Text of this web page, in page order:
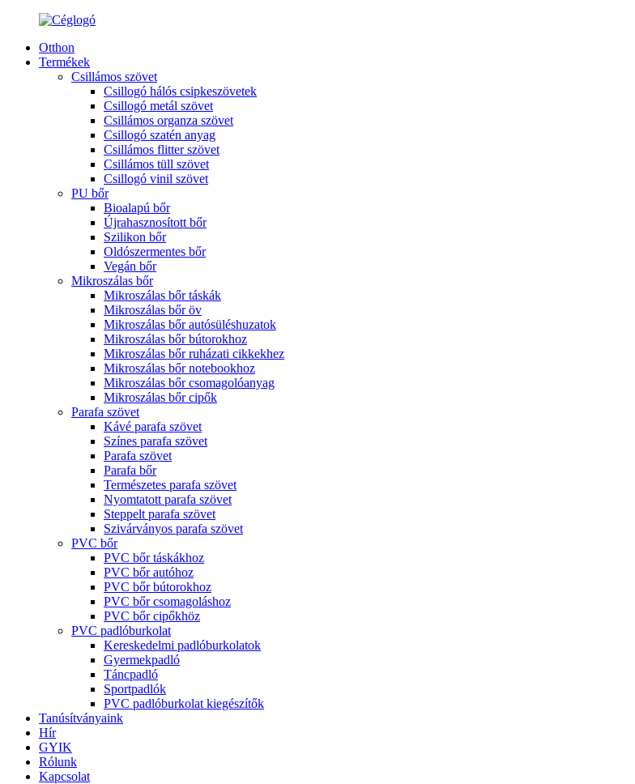
Otthon
Termékek
Csillámos szövet
Csillogó hálós csipkeszövetek
Csillogó metál szövet
Csillámos organza szövet
Csillogó szatén anyag
Csillámos flitter szövet
Csillámos tüll szövet
Csillogó vinil szövet
PU bőr
Bioalapú bőr
Újrahasznosított bőr
Szilikon bőr
Oldószermentes bőr
Vegán bőr
Mikroszálas bőr
Mikroszálas bőr táskák
Mikroszálas bőr öv
Mikroszálas bőr autósüléshuzatok
Mikroszálas bőr bútorokhoz
Mikroszálas bőr ruházati cikkekhez
Mikroszálas bőr notebookhoz
Mikroszálas bőr csomagolóanyag
Mikroszálas bőr cipők
Parafa szövet
Kávé parafa szövet
Színes parafa szövet
Parafa szövet
Parafa bőr
Természetes parafa szövet
Nyomtatott parafa szövet
Steppelt parafa szövet
Szivárványos parafa szövet
PVC bőr
PVC bőr táskákhoz
PVC bőr autóhoz
PVC bőr bútorokhoz
PVC bőr csomagoláshoz
PVC bőr cipőkhöz
PVC padlóburkolat
Kereskedelmi padlóburkolatok
Gyermekpadló
Táncpadló
Sportpadlók
PVC padlóburkolat kiegészítők
Tanúsítványaink
Hír
GYIK
Rólunk
Kapcsolat